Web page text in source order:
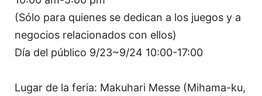
(Sólo para quienes se dedican a los juegos y a
negocios relacionados con ellos)
Día del público 9/23~9/24 10:00-17:00
Lugar de la feria: Makuhari Messe (Mihama-ku,